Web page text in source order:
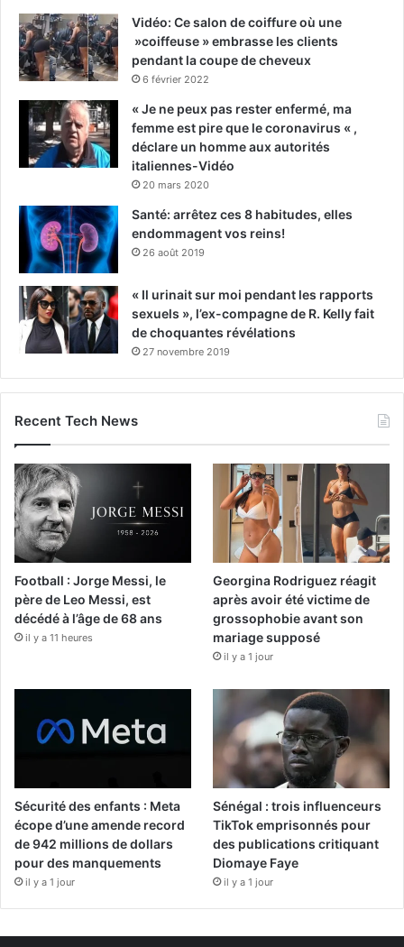
Vidéo: Ce salon de coiffure où une
»coiffeuse » embrasse les clients
pendant la coupe de cheveux
6 février 2022
« Je ne peux pas rester enfermé, ma
femme est pire que le coronavirus « ,
déclare un homme aux autorités
italiennes-Vidéo
20 mars 2020
Santé: arrêtez ces 8 habitudes, elles
endommagent vos reins!
26 août 2019
« Il urinait sur moi pendant les rapports
sexuels », l’ex-compagne de R. Kelly fait
de choquantes révélations
27 novembre 2019
Recent Tech News
Football : Jorge Messi, le
père de Leo Messi, est
décédé à l’âge de 68 ans
il y a 11 heures
Georgina Rodriguez réagit
après avoir été victime de
grossophobie avant son
mariage supposé
il y a 1 jour
Sécurité des enfants : Meta
écope d’une amende record
de 942 millions de dollars
pour des manquements
il y a 1 jour
Sénégal : trois influenceurs
TikTok emprisonnés pour
des publications critiquant
Diomaye Faye
il y a 1 jour